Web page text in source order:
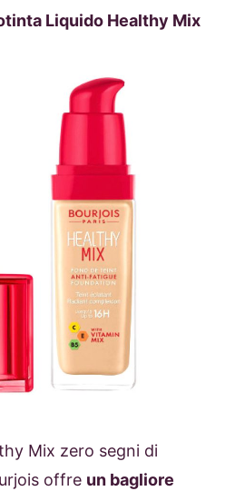
Liquido Healthy Mix
Mix zero segni di
offre un bagliore